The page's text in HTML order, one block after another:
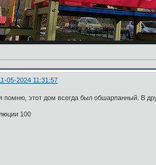
05-2024 11:31:57
помню, этот дом всегда был обшарпанный. В
100